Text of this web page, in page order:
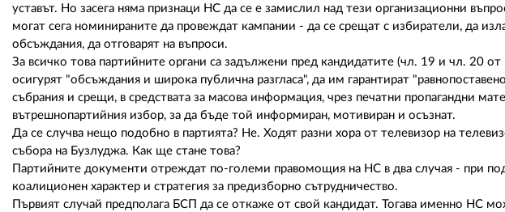
уставът. Но засега няма признаци НС да се е замислил над тези организационни
могат сега номинираните да провеждат кампании - да се срещат с избиратели, да
обсъждания, да отговарят на въпроси.
За всичко това партийните органи са задължени пред кандидатите (чл. 19 и чл. 20
осигурят "обсъждания и широка публична разгласа", да им гарантират
събрания и срещи, в средствата за масова информация, чрез печатни пропагандни
вътрешнопартийния избор, за да бъде той информиран, мотивиран и осъзнат.
Да се случва нещо подобно в партията? Не. Ходят разни хора от телевизор на
събора на Бузлуджа. Как ще стане това?
Партийните документи отреждат по-големи правомощия на НС в два случая - при
коалиционен характер и стратегия за предизборно сътрудничество.
Първият случай предполага БСП да се откаже от свой кандидат. Тогава именно НС